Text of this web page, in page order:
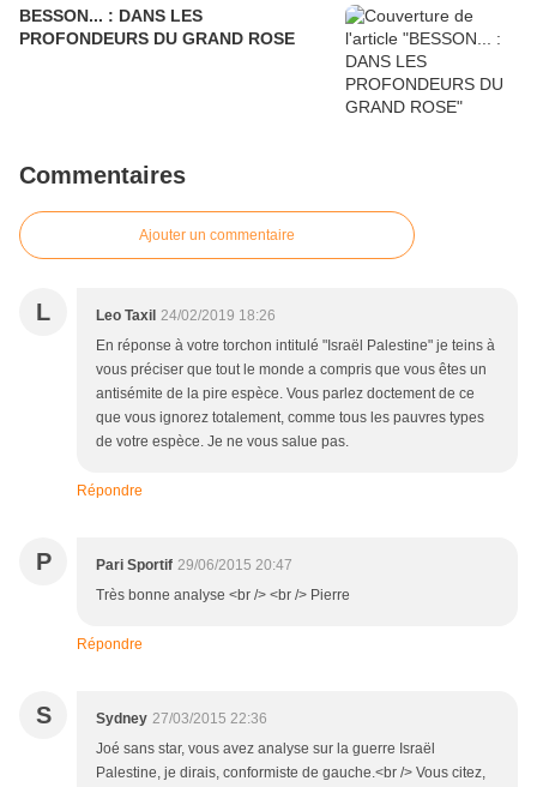
BESSON... : DANS LES
PROFONDEURS DU GRAND ROSE
Commentaires
Ajouter un commentaire
L Leo Taxil 24/02/2019 18:26
En réponse à votre torchon intitulé "Israël Palestine" je teins à
vous préciser que tout le monde a compris que vous êtes un
antisémite de la pire espèce. Vous parlez doctement de ce
que vous ignorez totalement, comme tous les pauvres types
de votre espèce. Je ne vous salue pas.
Répondre
P Pari Sportif 29/06/2015 20:47
Très bonne analyse <br /> <br /> Pierre
Répondre
S Sydney 27/03/2015 22:36
Joé sans star, vous avez analyse sur la guerre Israël
Palestine, je dirais, conformiste de gauche.<br /> Vous citez,